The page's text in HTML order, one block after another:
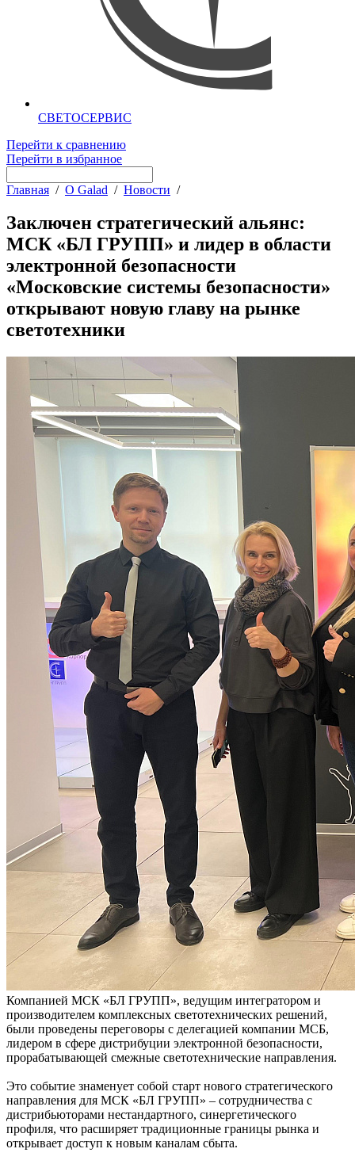
СВЕТОСЕРВИС
Перейти к сравнению
Перейти в избранное
Главная / О Galad / Новости /
Заключен стратегический альянс:
МСК «БЛ ГРУПП» и лидер в области
электронной безопасности
«Московские системы безопасности»
открывают новую главу на рынке
светотехники
Компанией МСК «БЛ ГРУПП», ведущим интегратором и
производителем комплексных светотехнических решений,
были проведены переговоры с делегацией компании МСБ,
лидером в сфере дистрибуции электронной безопасности,
прорабатывающей смежные светотехнические направления.
Это событие знаменует собой старт нового стратегического
направления для МСК «БЛ ГРУПП» – сотрудничества с
дистрибьюторами нестандартного, синергетического
профиля, что расширяет традиционные границы рынка и
открывает доступ к новым каналам сбыта.